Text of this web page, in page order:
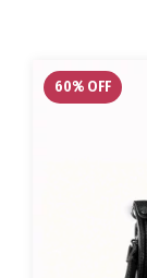
60% OFF